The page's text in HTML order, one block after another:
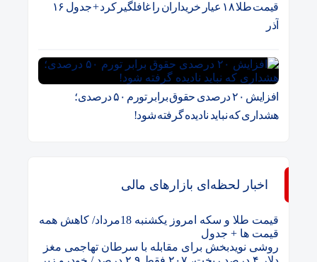
قیمت طلا ۱۸ عیار خریداران را غافلگیر کرد + جدول ۱۶
آذر
افزایش ۲۰ درصدی حقوق برابر تورم ۵۰ درصدی؛
هشداری که نباید نادیده گرفته شود!
اخبار لحظه‌ای بازارهای مالی
قیمت طلا و سکه امروز یکشنبه 18مرداد/ کاهش همه
قیمت ها + جدول
روشی نویدبخش برای مقابله با سرطان تهاجمی مغز